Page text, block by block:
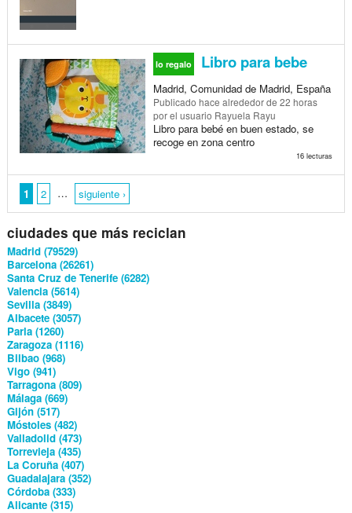
lo regalo Libro para bebe
Madrid, Comunidad de Madrid, España
Publicado hace alrededor de 22 horas
por el usuario Rayuela Rayu
Libro para bebé en buen estado, se
recoge en zona centro
16 lecturas
1 2 … siguiente ›
ciudades que más reciclan
Madrid (79529)
Barcelona (26261)
Santa Cruz de Tenerife (6282)
Valencia (5614)
Sevilla (3849)
Albacete (3057)
Parla (1260)
Zaragoza (1116)
Bilbao (968)
Vigo (941)
Tarragona (809)
Málaga (669)
Gijón (517)
Móstoles (482)
Valladolid (473)
Torrevieja (435)
La Coruña (407)
Guadalajara (352)
Córdoba (333)
Alicante (315)